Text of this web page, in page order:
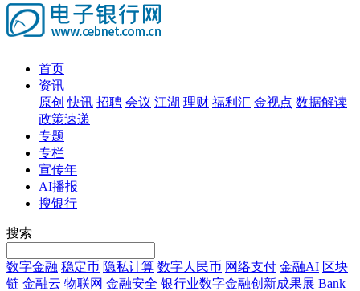
首页
资讯
原创 快讯 招聘 会议 江湖 理财 福利汇 金视点 数据解读
政策速递
专题
专栏
宣传年
AI播报
搜银行
搜索
数字金融 稳定币 隐私计算 数字人民币 网络支付 金融AI 区块
链 金融云 物联网 金融安全 银行业数字金融创新成果展 Bank